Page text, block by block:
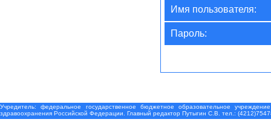
Имя пользователя:
Пароль:
Учредитель: федеральное государственное бюджетное образовательное
здравоохранения Российской Федерации. Главный редактор Путыгин С.В. тел.: